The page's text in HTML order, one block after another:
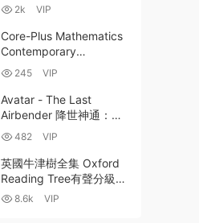
Fundamental 3000詞
+5000詞+10000詞
+22000詞
PDF+DOC+MP3音頻 百
2k VIP
Core-Plus Mathematics
Contemporary
Mathematics in Context
Course 1-3 當代數學情境
融合教材PDF電子版 百度
雲網盤下載
245 VIP
Avatar - The Last
Airbender 降世神通：最
後的氣宗漫畫版+中章書
+高章書合集
PDF+EPUB+MOBI電子版
MP3音頻 百度雲網盤下載
482 VIP
英國牛津樹全集 Oxford
Reading Tree有聲分級繪
本全套261本 典範英語 牛
8.6k VIP